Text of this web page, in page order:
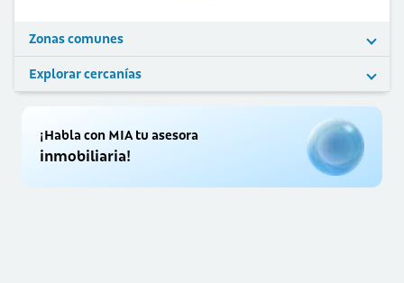
Zonas comunes
Explorar cercanías
¡Habla con MIA tu asesora
inmobiliaria!